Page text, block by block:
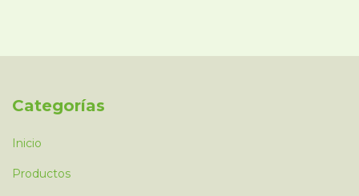
Categorías
Inicio
Productos